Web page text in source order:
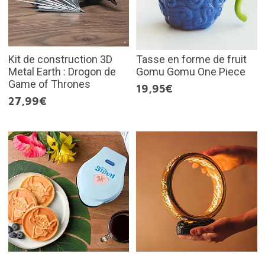
Kit de construction 3D
Metal Earth : Drogon de
Game of Thrones
27,99€
Tasse en forme de fruit
Gomu Gomu One Piece
19,95€